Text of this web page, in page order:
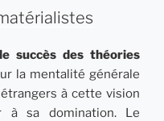
le succès des théories
la mentalité générale
à cette vision
à sa domination. Le